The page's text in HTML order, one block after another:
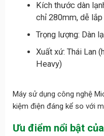
Kích thước dàn
chỉ 280mm, dễ
Trọng lượng: Dàn
Xuất xứ: Thái Lan
Heavy)
Máy sử dụng công nghệ
kiệm điện đáng kể so với
Ưu điểm nổi bật